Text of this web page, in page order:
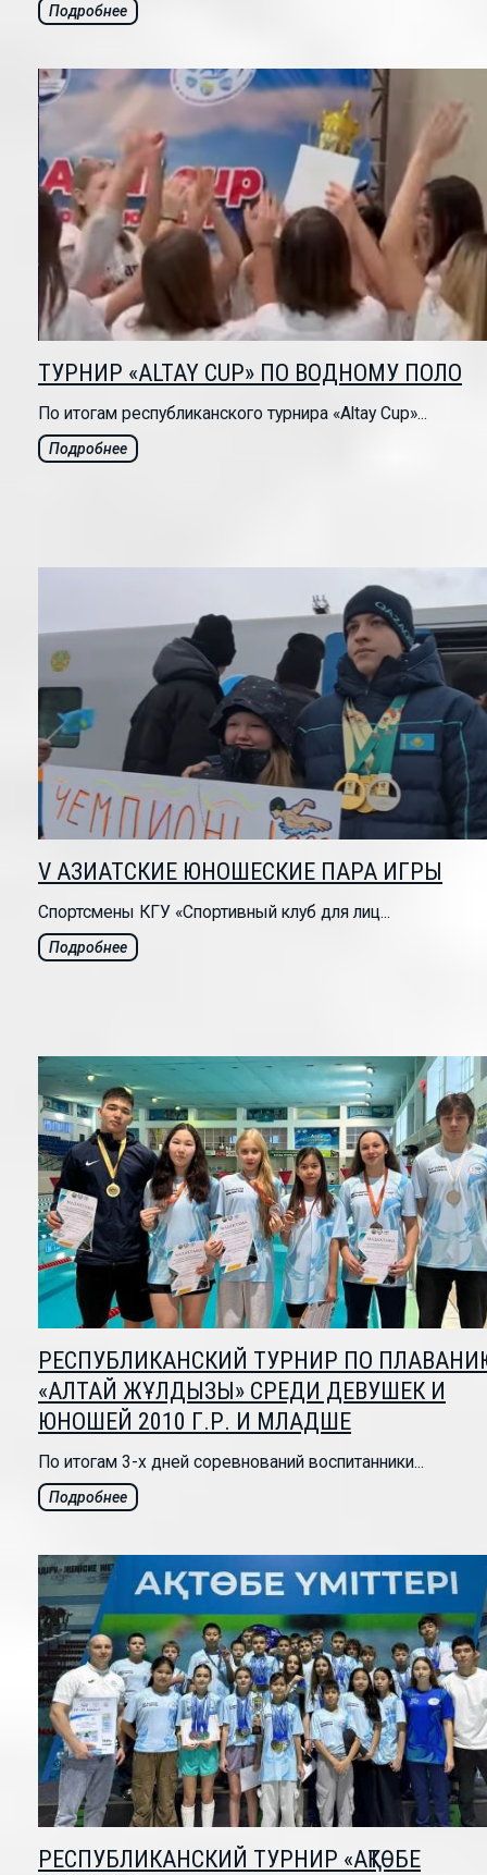
Подробнее
ТУРНИР «ALTAY CUP» ПО ВОДНОМУ ПОЛО
По итогам республиканского турнира «Altay Cup»...
Подробнее
V АЗИАТСКИЕ ЮНОШЕСКИЕ ПАРА ИГРЫ
Спортсмены КГУ «Спортивный клуб для лиц...
Подробнее
РЕСПУБЛИКАНСКИЙ ТУРНИР ПО
«АЛТАЙ ЖҰЛДЫЗЫ» СРЕДИ ДЕВУШЕК И
ЮНОШЕЙ 2010 Г.Р. И МЛАДШЕ
По итогам 3-х дней соревнований воспитанники...
Подробнее
РЕСПУБЛИКАНСКИЙ ТУРНИР «АҚТӨБЕ